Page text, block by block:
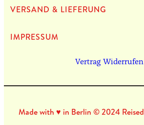
VERSAND & LIEFERUNG
IMPRES­SUM
Vertrag Widerrufen
Made with ♥ in Berlin © 2024